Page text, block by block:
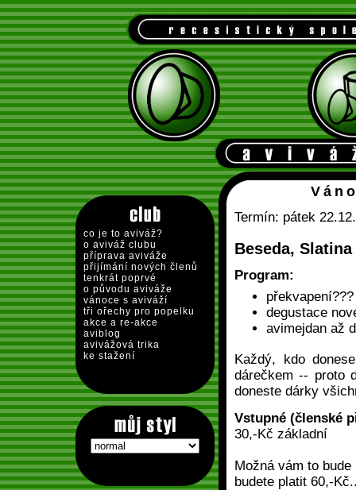
co je to aviváž?
o aviváž clubu
příprava aviváže
přijímání nových členů
tenkrát poprvé
o původu aviváže
vánoce s aviváží
tři ořechy pro popelku
akce a re-akce
aviblog
avivážová trika
ke stažení
Termín: pátek
Beseda, Slatina
Program:
překvapení???
degustace
avimejdan až
Každý, kdo
dárečkem -- proto
doneste dárky
Vstupné (členské
30,-Kč základní
Možná vám to
budete platit 60,-